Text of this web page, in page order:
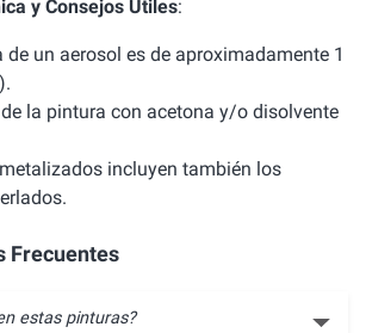
y Consejos Útiles:
de un aerosol es de aproximadamente 1
la pintura con acetona y/o disolvente
incluyen también los
Frecuentes
estas pinturas?